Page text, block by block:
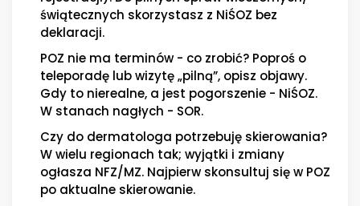
świątecznych skorzystasz z NiŚOZ bez
deklaracji.
POZ nie ma terminów - co zrobić? Poproś o
teleporadę lub wizytę „pilną”, opisz objawy.
Gdy to nierealne, a jest pogorszenie - NiŚOZ.
W stanach nagłych - SOR.
Czy do dermatologa potrzebuję skierowania?
W wielu regionach tak; wyjątki i zmiany
ogłasza NFZ/MZ. Najpierw skonsultuj się w POZ
po aktualne skierowanie.